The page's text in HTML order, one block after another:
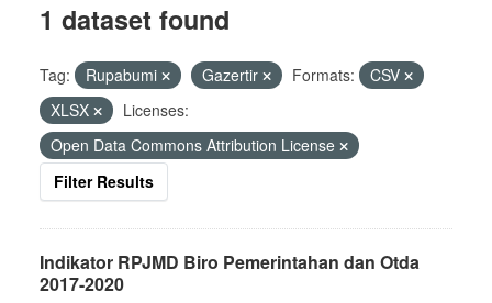
1 dataset found
Tag: Rupabumi Gazertir Formats:
CSV
XLSX
Licenses:
Open Data Commons Attribution License
Filter Results
Indikator RPJMD Biro Pemerintahan dan Otda
2017-2020